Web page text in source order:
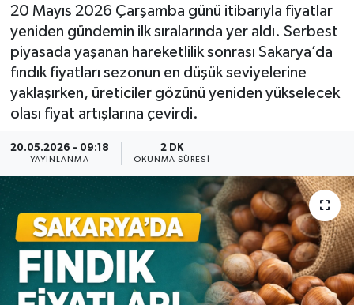
20 Mayıs 2026 Çarşamba günü itibarıyla fiyatlar
yeniden gündemin ilk sıralarında yer aldı. Serbest
piyasada yaşanan hareketlilik sonrası Sakarya’da
fındık fiyatları sezonun en düşük seviyelerine
yaklaşırken, üreticiler gözünü yeniden yükselecek
olası fiyat artışlarına çevirdi.
20.05.2026 - 09:18
YAYINLANMA
2 DK
OKUNMA SÜRESI